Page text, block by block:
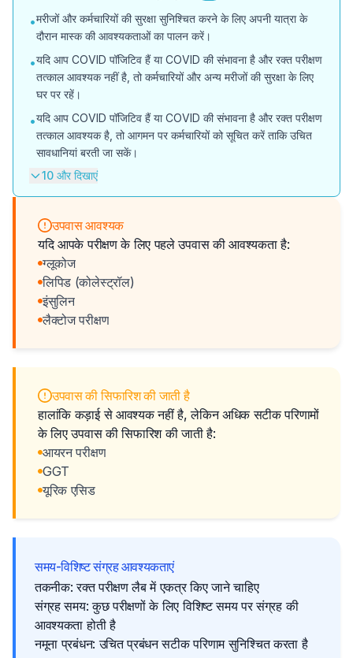
•मरीजों और कर्मचारियों की सुरक्षा सुनिश्चित करने के लिए अपनी यात्रा के
दौरान मास्क की आवश्यकताओं का पालन करें।
•यदि आप COVID पॉजिटिव हैं या COVID की संभावना है और रक्त परीक्षण
तत्काल आवश्यक नहीं है, तो कर्मचारियों और अन्य मरीजों की सुरक्षा के लिए
घर पर रहें।
•यदि आप COVID पॉजिटिव हैं या COVID की संभावना है और रक्त परीक्षण
तत्काल आवश्यक है, तो आगमन पर कर्मचारियों को सूचित करें ताकि उचित
सावधानियां बरती जा सकें।
10 और दिखाएं
उपवास आवश्यक
यदि आपके परीक्षण के लिए पहले उपवास की आवश्यकता है:
ग्लूकोज
लिपिड (कोलेस्ट्रॉल)
इंसुलिन
लैक्टोज परीक्षण
उपवास की सिफारिश की जाती है
हालांकि कड़ाई से आवश्यक नहीं है, लेकिन अधिक सटीक परिणामों
के लिए उपवास की सिफारिश की जाती है:
आयरन परीक्षण
GGT
यूरिक एसिड
समय-विशिष्ट संग्रह आवश्यकताएं
तकनीक: रक्त परीक्षण लैब में एकत्र किए जाने चाहिए
संग्रह समय: कुछ परीक्षणों के लिए विशिष्ट समय पर संग्रह की
आवश्यकता होती है
नमूना प्रबंधन: उचित प्रबंधन सटीक परिणाम सुनिश्चित करता है